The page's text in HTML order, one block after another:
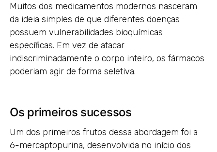
Muitos dos medicamentos modernos nasceram
da ideia simples de que diferentes doenças
possuem vulnerabilidades bioquímicas
específicas. Em vez de atacar
indiscriminadamente o corpo inteiro, os fármacos
poderiam agir de forma seletiva.
Os primeiros sucessos
Um dos primeiros frutos dessa abordagem foi a
6-mercaptopurina, desenvolvida no início dos